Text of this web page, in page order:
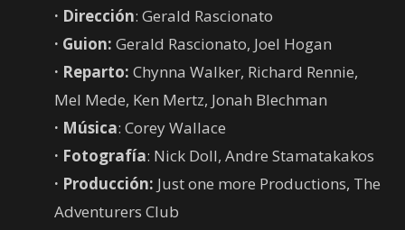
· Dirección: Gerald Rascionato
· Guion: Gerald Rascionato, Joel Hogan
· Reparto: Chynna Walker, Richard Rennie,
Mel Mede, Ken Mertz, Jonah Blechman
· Música: Corey Wallace
· Fotografía: Nick Doll, Andre Stamatakakos
· Producción: Just one more Productions, The
Adventurers Club